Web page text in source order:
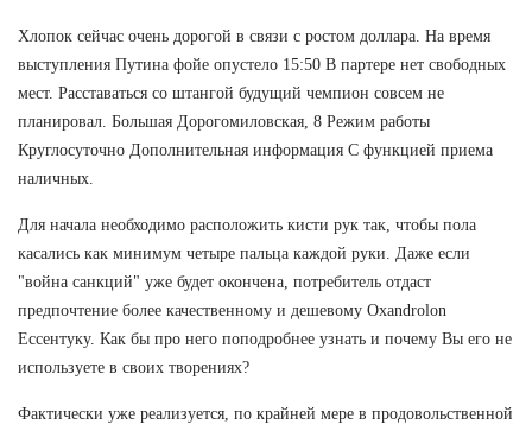
Хлопок сейчас очень дорогой в связи с ростом доллара. На время
выступления Путина фойе опустело 15:50 В партере нет свободных
мест. Расставаться со штангой будущий чемпион совсем не
планировал. Большая Дорогомиловская, 8 Режим работы
Круглосуточно Дополнительная информация С функцией приема
наличных.
Для начала необходимо расположить кисти рук так, чтобы пола
касались как минимум четыре пальца каждой руки. Даже если
"война санкций" уже будет окончена, потребитель отдаст
предпочтение более качественному и дешевому Oxandrolon
Ессентуку. Как бы про него поподробнее узнать и почему Вы его не
используете в своих творениях?
Фактически уже реализуется, по крайней мере в продовольственной